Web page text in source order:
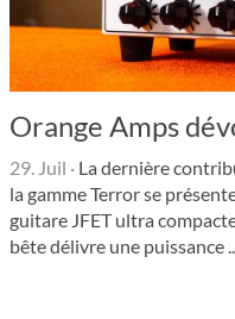
Orange Amps
29. Juil · La dernière
la gamme Terror se
guitare JFET ultra
bête délivre une puissance ...